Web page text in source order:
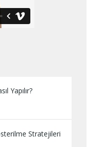
Yapılır?
Stratejileri